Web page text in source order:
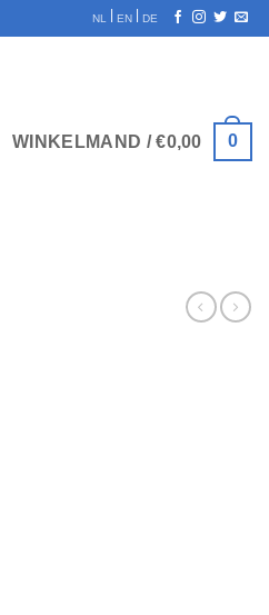
NL | EN| DE
WINKELMAND /€0,00 0